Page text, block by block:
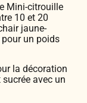
Mini-citrouille
10 et 20
jaune-
un poids
la décoration
avec un